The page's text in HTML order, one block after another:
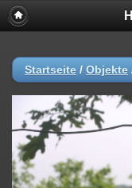
Startseite / Objekte